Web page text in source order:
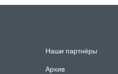
Наши партнёры
Архив